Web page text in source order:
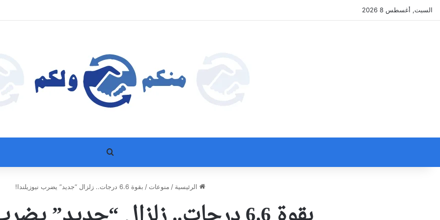
السبت, أغسطس 8 2026
بحث عن
الرئيسية / منوعات / بقوة 6.6 درجات.. زلزال “جديد” يضرب نيوزيلندا!